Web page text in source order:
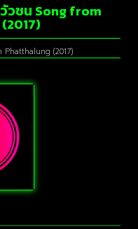
วชน Song from
Phatthalung (2017)